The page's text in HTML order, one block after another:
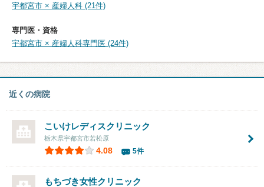
宇都宮市 × 産婦人科 (21件)
専門医・資格
宇都宮市 × 産婦人科専門医 (24件)
近くの病院
こいけレディスクリニック
栃木県宇都宮市若松原
4.08 5件
もちづき女性クリニック